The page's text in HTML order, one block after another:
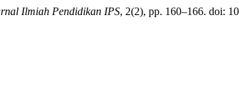
Ilmiah Pendidikan IPS, 2(2), pp. 160–166. doi: